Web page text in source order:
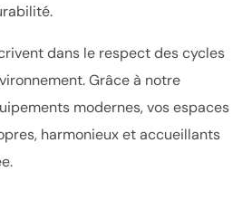
dans le respect des cycles
Grâce à notre
modernes, vos espaces
harmonieux et accueillants